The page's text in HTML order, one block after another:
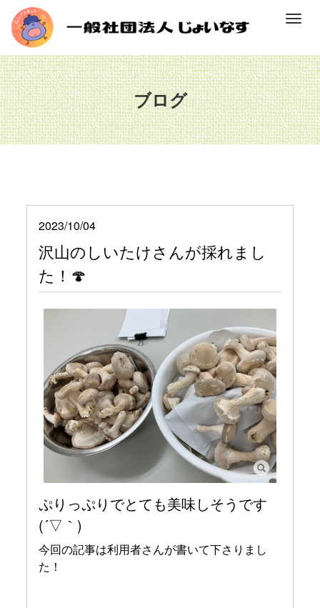
M
n
u
ブログ
2023/10/04
沢山のしいたけさんが採れまし
た！🍄
ぷりっぷりでとても美味しそうです
(´▽｀)
今回の記事は利用者さんが書いて下さりまし
た！